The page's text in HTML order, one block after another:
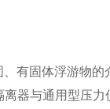
有固体浮游物的
器与通用型压力